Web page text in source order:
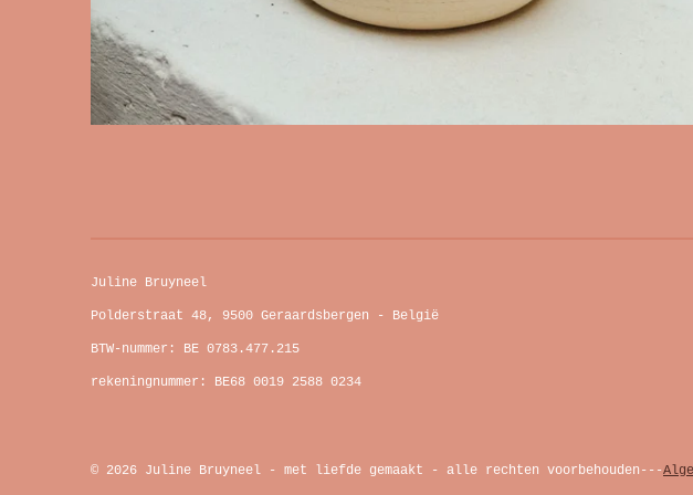
Juline Bruyneel
Polderstraat 48, 9500 Geraardsbergen - België
BTW-nummer: BE 0783.477.215
rekeningnummer: BE68 0019 2588 0234
© 2026 Juline Bruyneel - met liefde gemaakt - alle rechten voorbehouden---